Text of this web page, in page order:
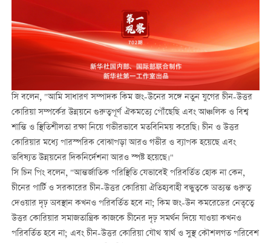
সি বলেন, "আমি সাধারণ সম্পাদক কিম জং-উনের সঙ্গে নতুন যুগের চীন-উত্তর
কোরিয়া সম্পর্কের উন্নয়নে গুরুত্বপূর্ণ ঐকমত্যে পৌঁছেছি এবং আঞ্চলিক ও বিশ্ব
শান্তি ও স্থিতিশীলতা রক্ষা নিয়ে গভীরভাবে মতবিনিময় করেছি। চীন ও উত্তর
কোরিয়ার মধ্যে পারস্পরিক বোঝাপড়া আরও গভীর ও ব্যাপক হয়েছে এবং
ভবিষ্যত উন্নয়নের দিকনির্দেশনা আরও স্পষ্ট হয়েছে।"
সি চিন পিং বলেন, "আন্তর্জাতিক পরিস্থিতি যেভাবেই পরিবর্তিত হোক না কেন,
চীনের পার্টি ও সরকারের চীন-উত্তর কোরিয়া ঐতিহ্যবাহী বন্ধুত্বকে অত্যন্ত গুরুত্ব
দেওয়ার দৃঢ় অবস্থান কখনও পরিবর্তিত হবে না; কিম জং-উন কমরেডের নেতৃত্বে
উত্তর কোরিয়ার সমাজতান্ত্রিক কাজকে চীনের দৃঢ় সমর্থন দিয়ে যাওয়া কখনও
পরিবর্তিত হবে না; এবং চীন-উত্তর কোরিয়া যৌথ স্বার্থ ও সুস্থ কৌশলগত পরিবেশ